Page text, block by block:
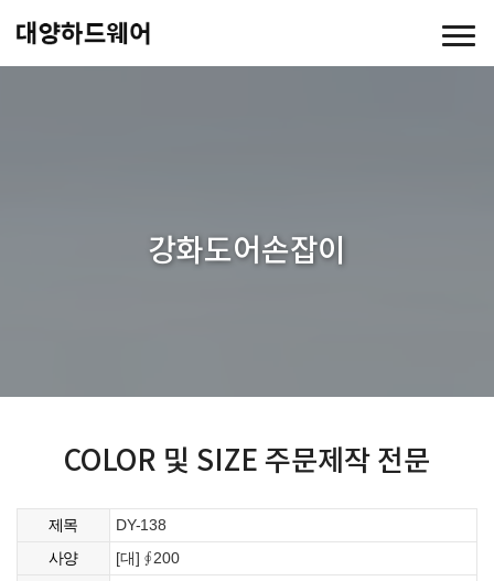
강화도어손잡이
COLOR 및 SIZE 주문제작 전문
제목 DY-138
사양 [대] ∮200